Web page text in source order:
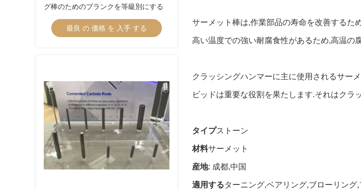
グ棒のためのブランクを等級別にする
最良 の 価格 を 入手 する
サーメット棒は,作業部品の寿命を改善するた
高い温度での強い耐腐食性があるため,高温の
クラッシングハンマーに主に使用されるサー
ビッドは重要な役割を果たします.それはクラ
タイプストーン
材料サーメット
産地: 成都,中国
適用するターニング,ベアリング,ブローリング